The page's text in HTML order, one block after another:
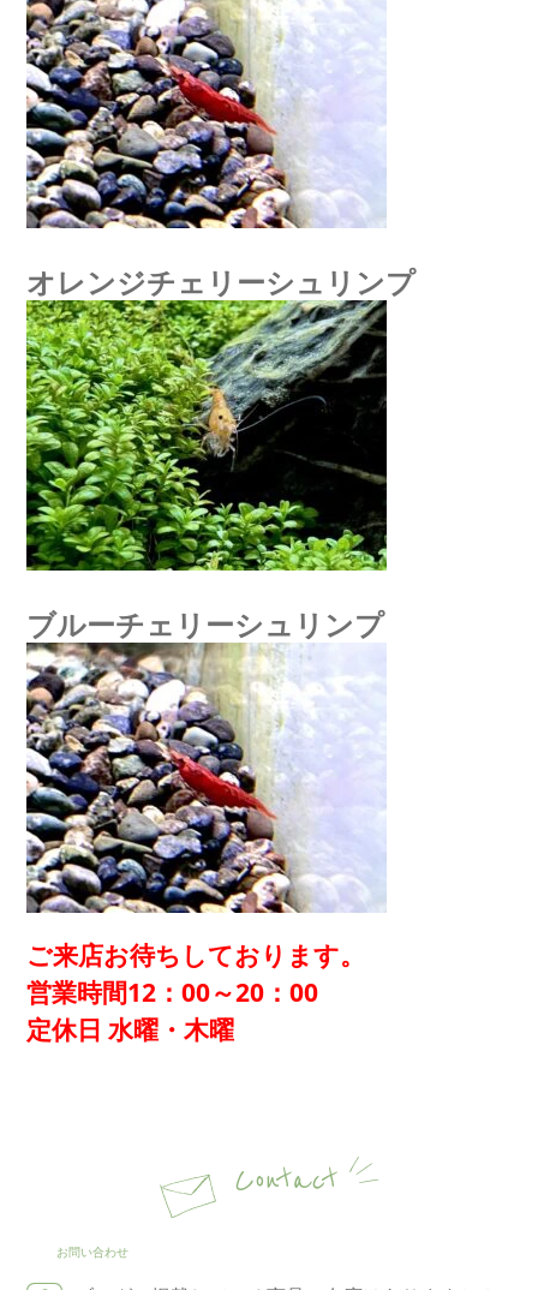
オレンジチェリーシュリンプ
ブルーチェリーシュリンプ
ご来店お待ちしております。
営業時間12：00～20：00
定休日 水曜・木曜
Contact
お問い合わせ